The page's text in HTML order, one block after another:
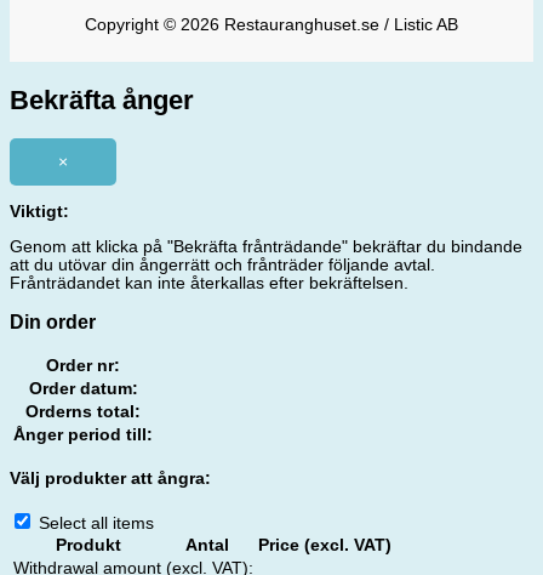
Copyright © 2026 Restauranghuset.se / Listic AB
Bekräfta ånger
×
Viktigt:
Genom att klicka på "Bekräfta frånträdande" bekräftar du bindande
att du utövar din ångerrätt och frånträder följande avtal.
Frånträdandet kan inte återkallas efter bekräftelsen.
Din order
Order nr:
Order datum:
Orderns total:
Ånger period till:
Välj produkter att ångra:
Select all items
Produkt
Antal
Price (excl. VAT)
Withdrawal amount (excl. VAT):